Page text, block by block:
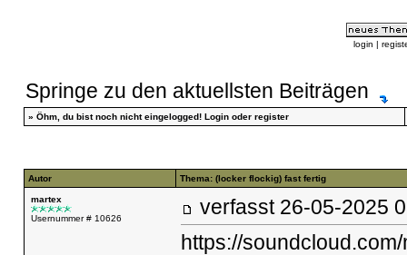
login |
Springe zu den aktuellsten Beiträgen
» Öhm, du bist noch nicht eingelogged! Loginoder register
Autor Thema: (locker flockig) fast fertig
martex
Usernummer # 10626
verfasst 26-05-
https://